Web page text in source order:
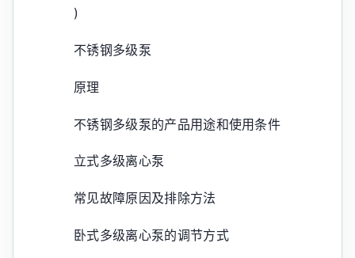
)
不锈钢多级泵
原理
不锈钢多级泵的产品用途和使用条件
立式多级离心泵
常见故障原因及排除方法
卧式多级离心泵的调节方式